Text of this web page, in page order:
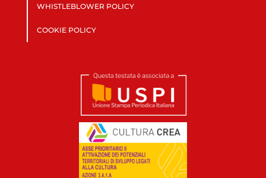
WHISTLEBLOWER POLICY
COOKIE POLICY